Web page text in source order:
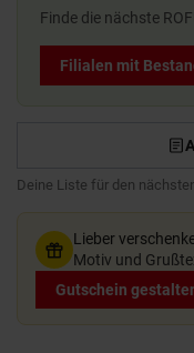
Finde die nächste
Filialen mit
Deine Liste für den
Lieber
Motiv und
Gutschein